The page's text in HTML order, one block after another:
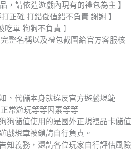
，請依造遊戲內現有的禮包為主 】
正確 打錯儲值錯不負責 謝謝 】
單 狗狗不負責 】
整名稱以及禮包截圖給官方客服核
，代儲本身就違反官方遊戲規範
常遊玩等等因素等等
狗儲值使用的是國外正規禮品卡儲值
戲規章被鎖請自行負責。
知義務，還請各位玩家自行評估風險